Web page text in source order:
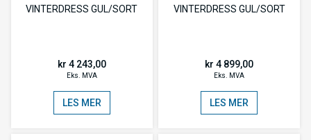
VINTERDRESS GUL/SORT
kr 4 243,00
Eks. MVA
LES MER
VINTERDRESS GUL/SORT
kr 4 899,00
Eks. MVA
LES MER